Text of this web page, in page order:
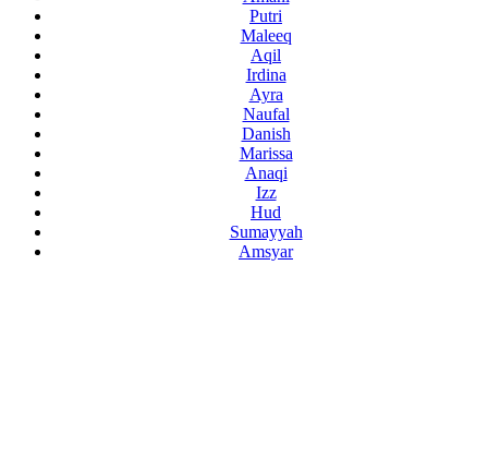
Putri
Maleeq
Aqil
Irdina
Ayra
Naufal
Danish
Marissa
Anaqi
Izz
Hud
Sumayyah
Amsyar